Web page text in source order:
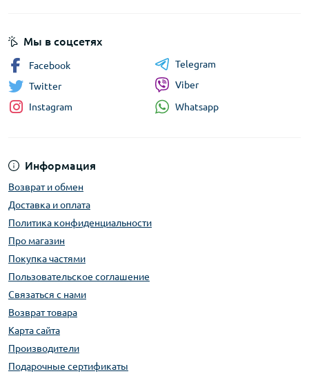
Информация
Возврат и обмен
Доставка и оплата
Политика конфиденциальности
Про магазин
Покупка частями
Пользовательское соглашение
Связаться с нами
Возврат товара
Карта сайта
Производители
Подарочные сертификаты
Мы в соцсетях
Facebook
Twitter
Instagram
Telegram
Viber
Whatsapp